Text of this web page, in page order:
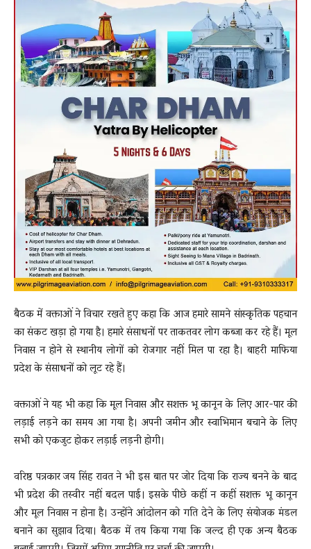
बैठक में वक्ताओं ने विचार रखते हुए कहा कि आज हमारे सामने सांस्कृतिक पहचान
का संकट खड़ा हो गया है। हमारे संसाधनों पर ताकतवर लोग कब्जा कर रहे हैं। मूल
निवास न होने से स्थानीय लोगों को रोजगार नहीं मिल पा रहा है। बाहरी माफिया
प्रदेश के संसाधनों को लूट रहे हैं।
वक्ताओं ने यह भी कहा कि मूल निवास और सशक्त भू कानून के लिए आर-पार की
लड़ाई लड़ने का समय आ गया है। अपनी जमीन और स्वाभिमान बचाने के लिए
सभी को एकजुट होकर लड़ाई लड़नी होगी।
वरिष्ठ पत्रकार जय सिंह रावत ने भी इस बात पर जोर दिया कि राज्य बनने के बाद
भी प्रदेश की तस्वीर नहीं बदल पाई। इसके पीछे कहीं न कहीं सशक्त भू कानून
और मूल निवास न होना है। उन्होंने आंदोलन को गति देने के लिए संयोजक मंडल
बनाने का सुझाव दिया। बैठक में तय किया गया कि जल्द ही एक अन्य बैठक